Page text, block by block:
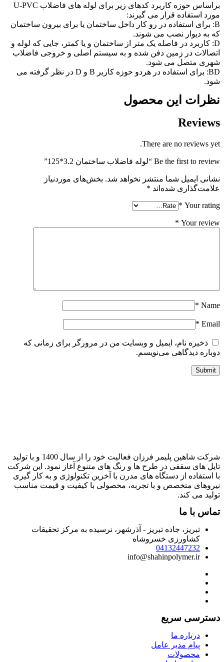
براساس حوزه کاربرد کدهای زیر برای لوله های فاضلاب U-PVC
مورد استفاده قرار می گیرند:
B: برای استفاده در رو کار داخل ساختمان یا برای بیرون ساختمان
که به دیوار نصب می شوند.
D: کاربرد در فاصله یک متر از ساختمان و یا کمتر، جایی که لوله و
اتصالات در زمین دفن شده و به سیستم اصلی و خروجی فاضلاب
شهری متصل می شود.
BD: برای استفاده در هردو حوزه کاربر B و D در نظر گرفته می
شود.
نظرات این محصول
Reviews
There are no reviews yet.
Be the first to review “لوله فاضلاب ساختمان 3.2*125”
نشانی ایمیل شما منتشر نخواهد شد. بخش‌های موردنیاز
علامت‌گذاری شده‌اند*
Your rating
*
Your review
*
Name
*
Email
*
ذخیره نام، ایمیل و وبسایت من در مرورگر برای زمانی که
دوباره دیدگاهی می‌نویسم.
شرکت شاهین پلیمر فرزان فعالیت خود را از سال 1400 و با تولید
تایل های سقفی در طرح ها و رنگ های متنوع آغاز نمود. این شرکت
با استفاده از دستگاه های مدرن با آخرین تکنولوژی و به کار گیری
نیروهای متخصص و با تجربه، محصولی با کیفیت و قیمت مناسب
تولید می کند.
تماس با ما
تبریز، جاده تبریز - آذرشهر، نرسیده به مرکز تحقیقات
کشاورزی خسروشاه
04132447232
info@shahinpolymer.ir
دسترسی سریع
درباره ما
پیام مدیر عامل
محصولات